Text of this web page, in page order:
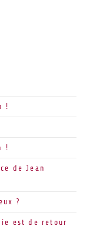
!
!
de Jean
?
est de retour